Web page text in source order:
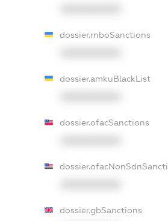
dossier.rnboSanctions
dossier.amkuBlackList
dossier.ofacSanctions
dossier.gbSanctions